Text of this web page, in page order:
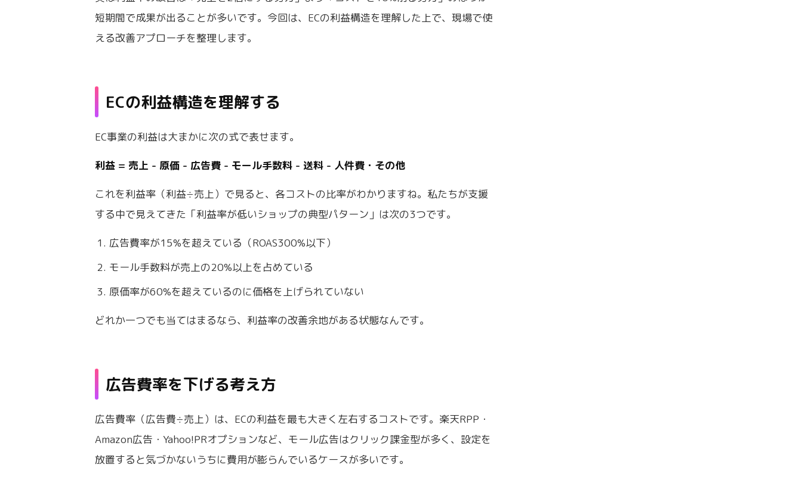
短期間で成果が出ることが多いです。今回は、ECの利益構造を理解した上で、現場で使
える改善アプローチを整理します。
ECの利益構造を理解する
EC事業の利益は大まかに次の式で表せます。
利益 = 売上 - 原価 - 広告費 - モール手数料 - 送料 - 人件費・その他
これを利益率（利益÷売上）で見ると、各コストの比率がわかりますね。私たちが支援
する中で見えてきた「利益率が低いショップの典型パターン」は次の3つです。
広告費率が15%を超えている（ROAS300%以下）
モール手数料が売上の20%以上を占めている
原価率が60%を超えているのに価格を上げられていない
どれか一つでも当てはまるなら、利益率の改善余地がある状態なんです。
広告費率を下げる考え方
広告費率（広告費÷売上）は、ECの利益を最も大きく左右するコストです。楽天RPP・
Amazon広告・Yahoo!PRオプションなど、モール広告はクリック課金型が多く、設定を
放置すると気づかないうちに費用が膨らんでいるケースが多いです。